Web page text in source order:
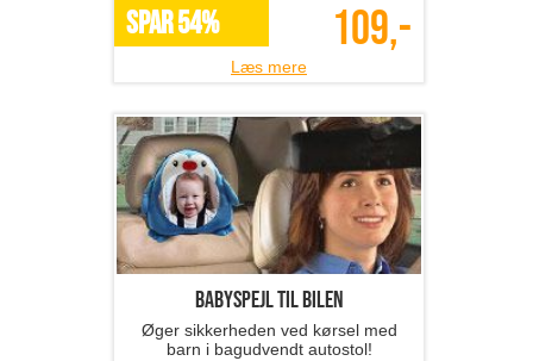
SPAR 54% 109,-
Læs mere
Babyspejl til bilen
Øger sikkerheden ved kørsel med
barn i bagudvendt autostol!